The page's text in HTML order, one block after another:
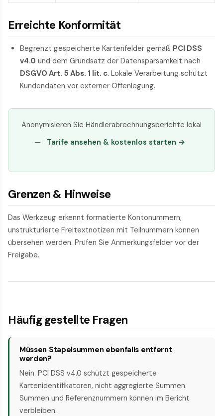
Erreichte Konformität
Begrenzt gespeicherte Kartenfelder gemäß PCI DSS
v4.0 und dem Grundsatz der Datensparsamkeit nach
DSGVO Art. 5 Abs. 1 lit. c. Lokale Verarbeitung schützt
Kundendaten vor externer Offenlegung.
Anonymisieren Sie Händlerabrechnungsberichte lokal
—
Tarife ansehen & kostenlos starten →
Grenzen & Hinweise
Das Werkzeug erkennt formatierte Kontonummern;
unstrukturierte Freitextnotizen mit Teilnummern können
übersehen werden. Prüfen Sie Anmerkungsfelder vor der
Freigabe.
Häufig gestellte Fragen
Müssen Stapelsummen ebenfalls entfernt
werden?
Nein. PCI DSS v4.0 schützt gespeicherte
Kartenidentifikatoren, nicht aggregierte Summen.
Summen und Referenznummern können im Bericht
verbleiben.